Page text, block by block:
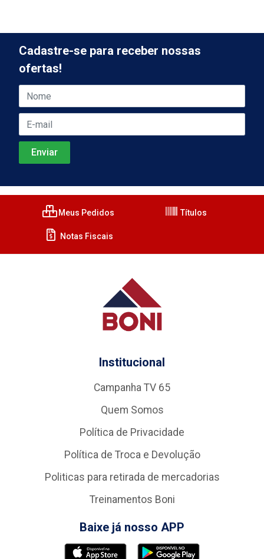
Cadastre-se para receber nossas
ofertas!
Meus Pedidos Títulos
Notas Fiscais
Institucional
Campanha TV 65
Quem Somos
Política de Privacidade
Política de Troca e Devolução
Politicas para retirada de mercadorias
Treinamentos Boni
Baixe já nosso APP